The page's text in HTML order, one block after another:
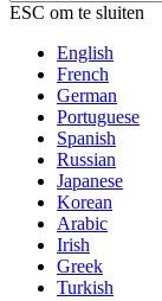
ESC om te sluiten
English
French
German
Portuguese
Spanish
Russian
Japanese
Korean
Arabic
Irish
Greek
Turkish